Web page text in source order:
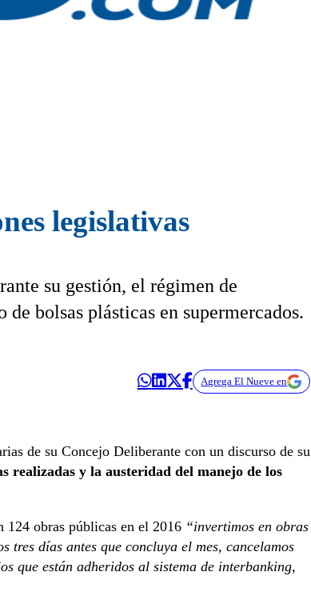
legislativas
su gestión, el régimen de
bolsas plásticas en supermercados.
Agrega El Nueve en
de su Concejo Deliberante con un discurso de su
realizadas y la austeridad del manejo de los
124 obras públicas en el 2016 “invertimos en obras
tres días antes que concluya el mes, cancelamos
que están adheridos al sistema de interbanking,